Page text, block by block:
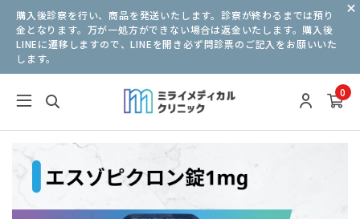
購入後診察を行い、商品を発送いたします。診察が終わるまでは預り
金となります。万が一処方ができない場合は返金いたします。購入後
LINEに遷移しますので、LINEを開き必ず問診票のご記入をお願いいた
します。
0